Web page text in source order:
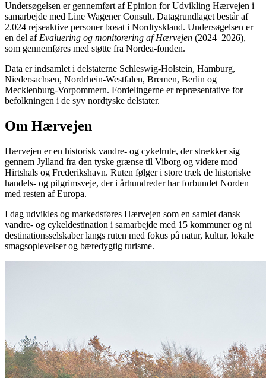
Undersøgelsen er gennemført af Epinion for Udvikling Hærvejen i
samarbejde med Line Wagener Consult. Datagrundlaget består af
2.024 rejseaktive personer bosat i Nordtyskland. Undersøgelsen er
en del af Evaluering og monitorering af Hærvejen (2024–2026),
som gennemføres med støtte fra Nordea-fonden.
Data er indsamlet i delstaterne Schleswig-Holstein, Hamburg,
Niedersachsen, Nordrhein-Westfalen, Bremen, Berlin og
Mecklenburg-Vorpommern. Fordelingerne er repræsentative for
befolkningen i de syv nordtyske delstater.
Om Hærvejen
Hærvejen er en historisk vandre- og cykelrute, der strækker sig
gennem Jylland fra den tyske grænse til Viborg og videre mod
Hirtshals og Frederikshavn. Ruten følger i store træk de historiske
handels- og pilgrimsveje, der i århundreder har forbundet Norden
med resten af Europa.
I dag udvikles og markedsføres Hærvejen som en samlet dansk
vandre- og cykeldestination i samarbejde med 15 kommuner og ni
destinationsselskaber langs ruten med fokus på natur, kultur, lokale
smagsoplevelser og bæredygtig turisme.